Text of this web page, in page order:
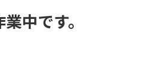
中です。